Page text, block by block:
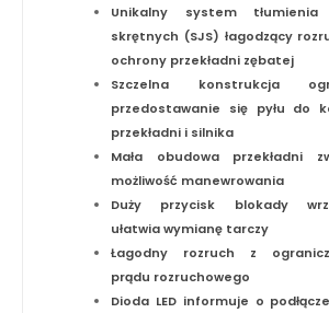
Unikalny system tłumienia
skrętnych (SJS) łagodzący
ochrony przekładni zębatej
Szczelna konstrukcja
przedostawanie się pyłu do
przekładni i silnika
Mała obudowa przekładni
możliwość manewrowania
Duży przycisk blokady
ułatwia wymianę tarczy
Łagodny rozruch z
prądu rozruchowego
Dioda LED informuje o